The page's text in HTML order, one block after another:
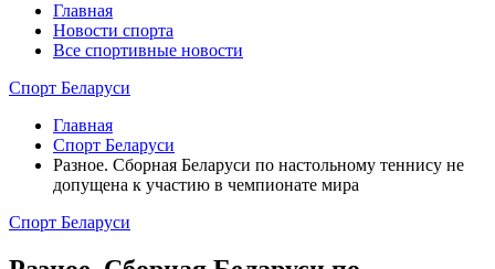
Главная
Новости спорта
Все спортивные новости
Спорт Беларуси
Главная
Спорт Беларуси
Разное. Сборная Беларуси по настольному теннису не
допущена к участию в чемпионате мира
Спорт Беларуси